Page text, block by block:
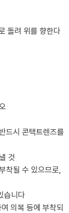
돌려 위를 향한다
드시 콘택트렌즈를
것
착될 수 있으므로,
습니다
의복 등에 부착되